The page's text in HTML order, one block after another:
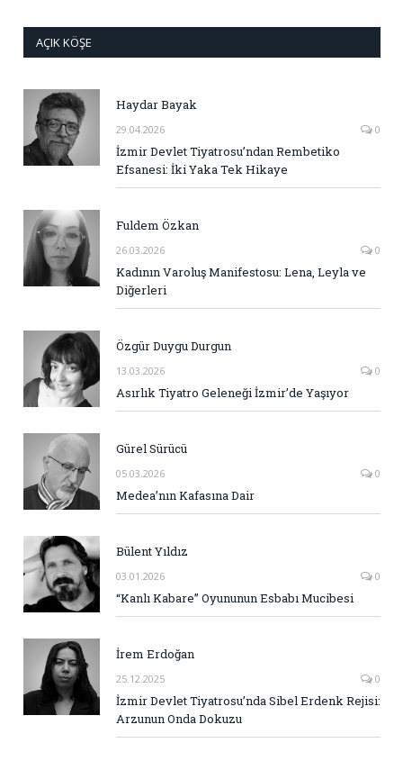
AÇIK KÖŞE
Haydar Bayak
29.04.2026 0
İzmir Devlet Tiyatrosu’ndan Rembetiko
Efsanesi: İki Yaka Tek Hikaye
Fuldem Özkan
26.03.2026 0
Kadının Varoluş Manifestosu: Lena, Leyla ve
Diğerleri
Özgür Duygu Durgun
13.03.2026 0
Asırlık Tiyatro Geleneği İzmir’de Yaşıyor
Gürel Sürücü
05.03.2026 0
Medea’nın Kafasına Dair
Bülent Yıldız
03.01.2026 0
“Kanlı Kabare” Oyununun Esbabı Mucibesi
İrem Erdoğan
25.12.2025 0
İzmir Devlet Tiyatrosu’nda Sibel Erdenk Rejisi:
Arzunun Onda Dokuzu